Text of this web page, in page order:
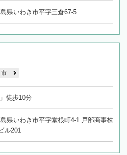
県いわき市平字三倉67-5
市
徒歩10分
県いわき市平字堂根町4-1 戸部商事株
ル201